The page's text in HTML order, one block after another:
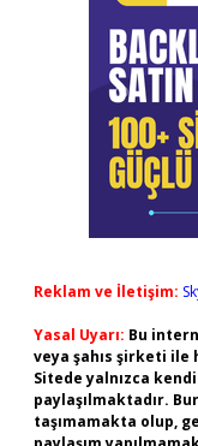
Reklam ve İletişim:
Yasal Uyarı: Bu
veya şahıs şirketi ile
Sitede yalnızca
paylaşılmaktadır.
taşımamakta olup,